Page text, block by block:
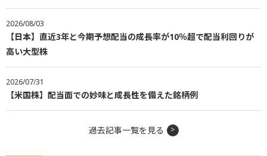
2026/08/03
【日本】直近3年と今期予想配当の成長率が10％超で配当利回りが
高い大型株
2026/07/31
【米国株】配当面での妙味と成長性を備えた銘柄例
過去記事一覧を見る